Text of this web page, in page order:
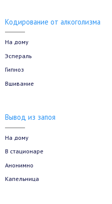
Кодирование от алкоголизма
На дому
Эспераль
Гипноз
Вшивание
Вывод из запоя
На дому
В стационаре
Анонимно
Капельница